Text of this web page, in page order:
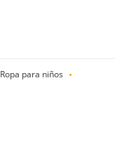
Ropa para niños